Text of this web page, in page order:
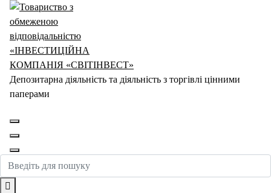
Перейти
контенту
Депозитарна діяльність та діяльність з торгівлі цінними
паперами